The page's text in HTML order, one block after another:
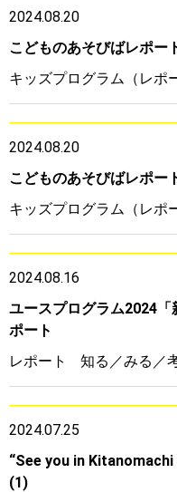
2024.08.20
こどものあそびばレポー
キッズプログラム（レポ
2024.08.20
こどものあそびばレポー
キッズプログラム（レポ
2024.08.16
ユースプログラム2024
ポート
レポート
知る／みる／
2024.07.25
“See you in
(1)